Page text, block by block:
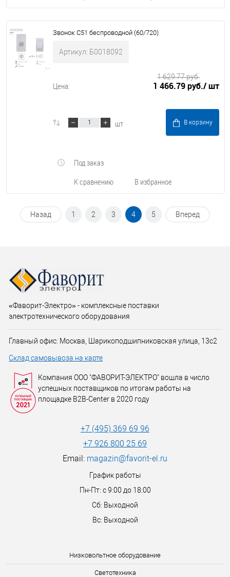
Звонок C51 беспроводной (60/720)
Артикул: Б0018092
Цена: 1 466.79 руб./ шт
1 629.77 руб.
шт В корзину
К сравнению В избранное
Под заказ
Назад 1 2 3 4 5 Вперед
Низковольтное оборудование
Светотехника
«Фаворит-Электро» - комплексные поставки
электротехнического оборудования
Главный офис: Москва, Шарикоподшипниковская улица, 13с2
Склад самовывоза на карте
Компания ООО "ФАВОРИТ-ЭЛЕКТРО" вошла в число
успешных поставщиков по итогам работы на
площадке B2B-Center в 2020 году
+7 (495) 369 69 96
+7 926 800 25 69
Email: magazin@favorit-el.ru
График работы
Пн-Пт: с 9:00 до 18:00
Сб: Выходной
Вс: Выходной